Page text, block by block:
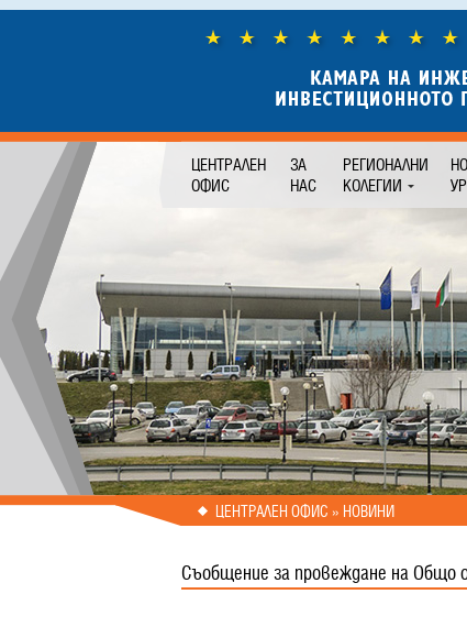
PrevNext
ЦЕНТРАЛЕН
ОФИС
ЗА
НАС
РЕГИОНАЛНИ
КОЛЕГИИ
ЦЕНТРАЛЕН ОФИС » НОВИНИ
Съобщение за провеждане на Общо